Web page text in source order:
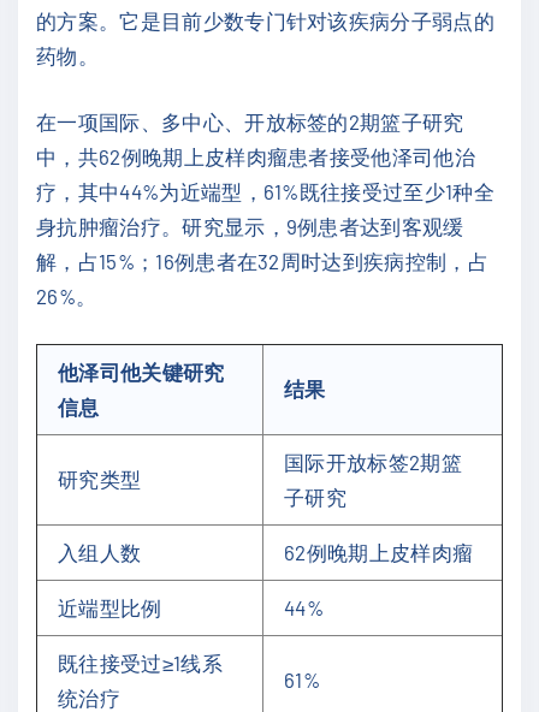
的方案。它是目前少数专门针对该疾病分子弱点的
药物。
在一项国际、多中心、开放标签的2期篮子研究
中，共62例晚期上皮样肉瘤患者接受他泽司他治
疗，其中44%为近端型，61%既往接受过至少1种全
身抗肿瘤治疗。研究显示，9例患者达到客观缓
解，占15%；16例患者在32周时达到疾病控制，占
26%。
他泽司他关键研究
信息
结果
研究类型
国际开放标签2期篮
子研究
入组人数 62例晚期上皮样肉瘤
近端型比例 44%
既往接受过≥1线系
统治疗
61%